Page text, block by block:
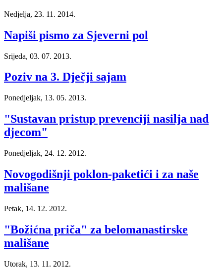
Nedjelja, 23. 11. 2014.
Napiši pismo za Sjeverni pol
Srijeda, 03. 07. 2013.
Poziv na 3. Dječji sajam
Ponedjeljak, 13. 05. 2013.
"Sustavan pristup prevenciji nasilja nad
djecom"
Ponedjeljak, 24. 12. 2012.
Novogodišnji poklon-paketići i za naše
mališane
Petak, 14. 12. 2012.
"Božićna priča" za belomanastirske
mališane
Utorak, 13. 11. 2012.